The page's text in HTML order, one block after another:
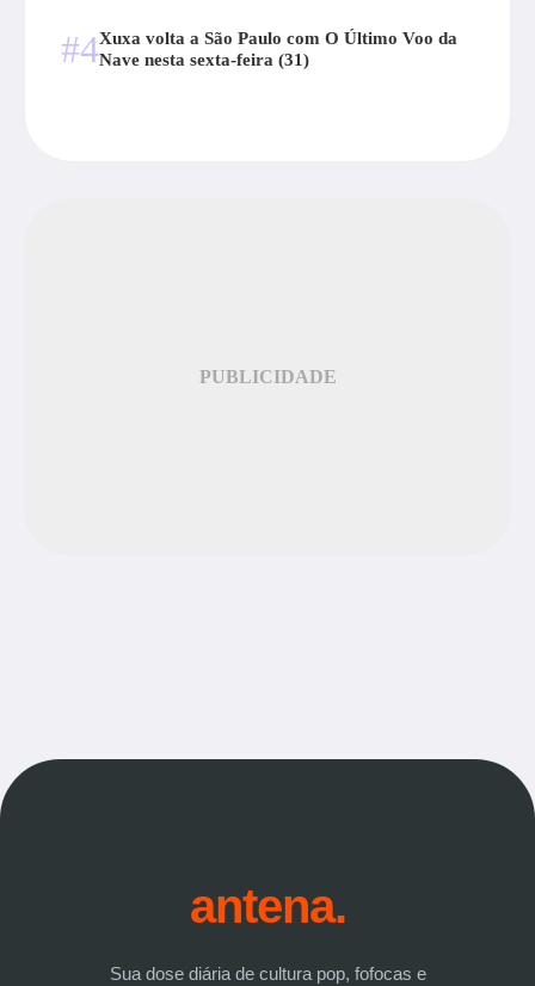
#4Xuxa volta a São Paulo com O Último Voo da
Nave nesta sexta-feira (31)
PUBLICIDADE
antena.
Sua dose diária de cultura pop, fofocas e